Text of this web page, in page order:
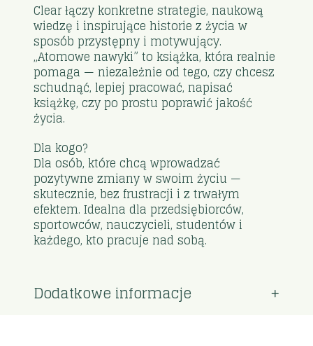
Clear łączy konkretne strategie, naukową
wiedzę i inspirujące historie z życia w
sposób przystępny i motywujący.
„Atomowe nawyki” to książka, która realnie
pomaga — niezależnie od tego, czy chcesz
schudnąć, lepiej pracować, napisać
książkę, czy po prostu poprawić jakość
życia.
Dla kogo?
Dla osób, które chcą wprowadzać
pozytywne zmiany w swoim życiu —
skutecznie, bez frustracji i z trwałym
efektem. Idealna dla przedsiębiorców,
sportowców, nauczycieli, studentów i
każdego, kto pracuje nad sobą.
Dodatkowe informacje